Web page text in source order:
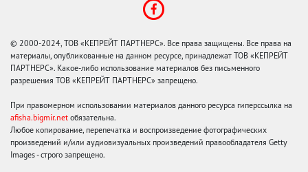
© 2000-2024, ТОВ «КЕПРЕЙТ ПАРТНЕРС». Все права защищены. Все права на
материалы, опубликованные на данном ресурсе, принадлежат ТОВ «КЕПРЕЙТ
ПАРТНЕРС». Какое-либо использование материалов без письменного
разрешения ТОВ «КЕПРЕЙТ ПАРТНЕРС» запрещено.
При правомерном использовании материалов данного ресурса гиперссылка на
afisha.bigmir.net обязательна.
Любое копирование, перепечатка и воспроизведение фотографических
произведений и/или аудиовизуальных произведений правообладателя Getty
Images - строго запрещено.